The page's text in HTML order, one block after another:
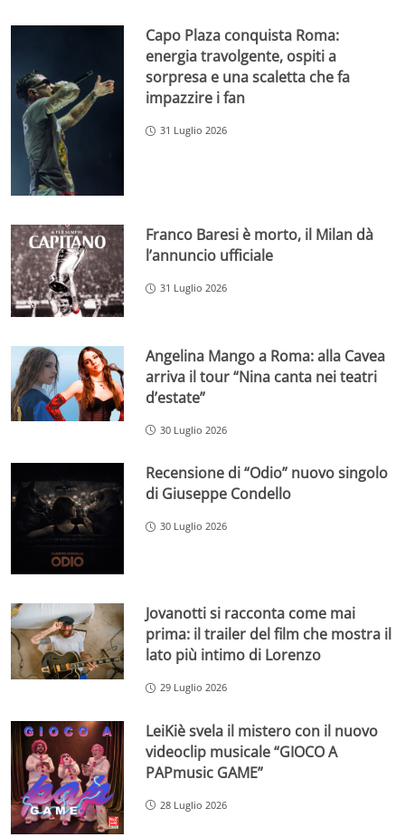
Capo Plaza conquista Roma:
energia travolgente, ospiti a
sorpresa e una scaletta che fa
impazzire i fan
31 Luglio 2026
Franco Baresi è morto, il Milan dà
l’annuncio ufficiale
31 Luglio 2026
Angelina Mango a Roma: alla Cavea
arriva il tour “Nina canta nei teatri
d’estate”
30 Luglio 2026
Recensione di “Odio” nuovo singolo
di Giuseppe Condello
30 Luglio 2026
Jovanotti si racconta come mai
prima: il trailer del film che mostra il
lato più intimo di Lorenzo
29 Luglio 2026
LeiKiè svela il mistero con il nuovo
videoclip musicale “GIOCO A
PAPmusic GAME”
28 Luglio 2026